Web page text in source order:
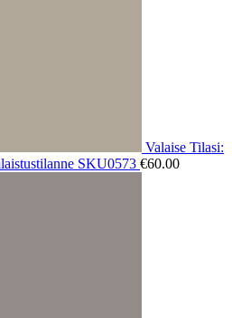
Valaise Tilasi:
SKU0573 €60.00